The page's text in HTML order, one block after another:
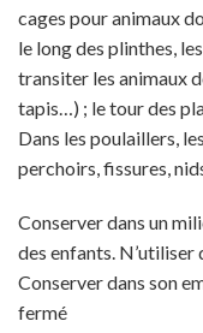
cages pour animaux
le long des plinthes,
transiter les animaux
tapis…) ; le tour des
Dans les poulaillers,
perchoirs, fissures,
Conserver dans un
des enfants. N’utiliser
Conserver dans son
fermé